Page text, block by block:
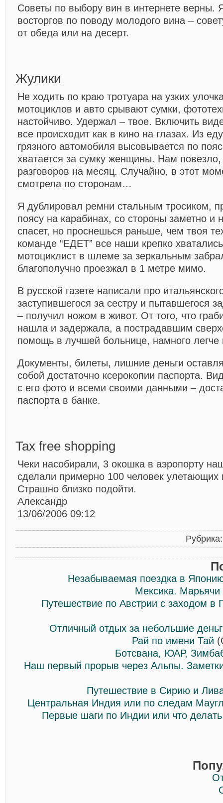
Советы по выбору вин в интернете верны.
восторгов по поводу молодого вина –
от обеда или на десерт.
Жулики
Не ходить по краю тротуара на узких
мотоциклов и авто срывают сумки,
настойчиво. Удержал – твое. Включить
все происходит как в кино на глазах. Из
грязного автомобиля высовывается по
хватается за сумку женщины. Нам повезло,
разговоров на месяц. Случайно, в этот
смотрела по сторонам…
Я дублировал ремни стальным тросиком,
поясу на карабинах, со стороны заметно и
спасет, но проснешься раньше, чем твоя
команде “ЕДЕТ” все наши крепко
мотоциклист в шлеме за зеркальным
благополучно проезжал в 1 метре мимо.
В русской газете написали про
заступившегося за сестру и пытавшегося
– получил ножом в живот. От того, что
нашла и задержала, а пострадавшим
помощь в лучшей больнице, намного легче
Документы, билеты, лишние деньги
собой достаточно ксерокопии паспорта.
с его фото и всеми своими данными –
паспорта в банке.
Tax free shopping
Чеки насобирали, 3 окошка в аэропорту
сделали примерно 100 человек
Страшно близко подойти.
Александр
13/06/2006 09:12
Незабываемая поездка в
Мексика. Марьячи
Путешествие по Австрии с заходом в
Отличный отдых за небольшие
Рай по имени Тай
Ботсвана, ЮАР,
Наш первый прорыв через Альпы.
Путешествие в Сирию и
Центральная Индия или по следам
Первые шаги по Индии или что